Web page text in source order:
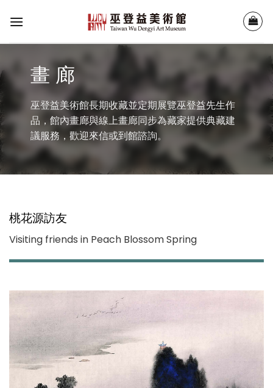
畫 廊
巫登益美術館長期收藏並定期展覽巫登益先生作
品，館內畫廊與線上畫廊同步為藏家提供典藏建
議服務，歡迎來信或到館諮詢。
桃花源訪友
Visiting friends in Peach Blossom Spring